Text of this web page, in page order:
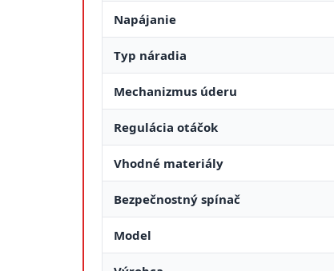
Napájanie
Typ náradia
Mechanizmus úderu
Regulácia otáčok
Vhodné materiály
Bezpečnostný spínač
Model